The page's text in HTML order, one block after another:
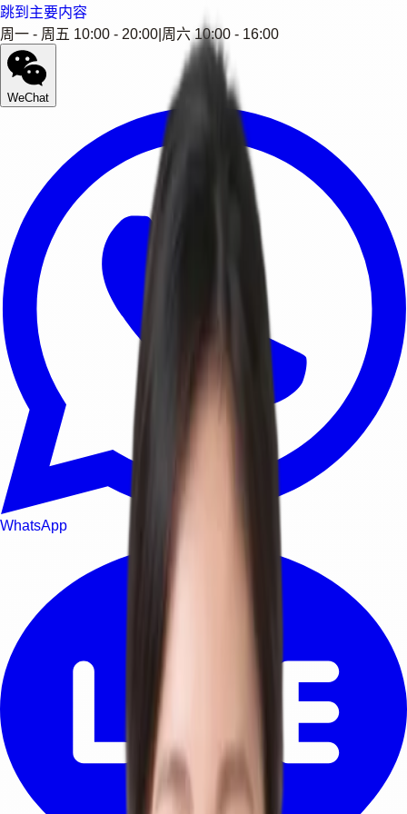
跳到主要内容
周一 - 周五 10:00 - 20:00 周六 10:00 - 16:00
WeChat
WhatsApp